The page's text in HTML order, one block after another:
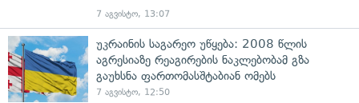
7 აგვისტო, 13:07
უკრაინის საგარეო უწყება: 2008 წლის
აგრესიაზე რეაგირების ნაკლებობამ გზა
გაუხსნა ფართომასშტაბიან ომებს
7 აგვისტო, 12:50